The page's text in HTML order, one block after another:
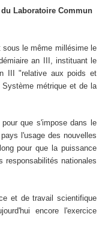
Laboratoire Commun
sous le même millésime le
an III, instituant le
III "relative aux poids et
métrique et de la
que s'impose dans le
l'usage des nouvelles
pour que la puissance
responsabilités nationales
et de travail scientifique
encore l'exercice